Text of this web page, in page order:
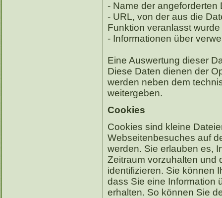
- Name der angeforderten
- URL, von der aus die
Funktion veranlasst wurde
- Informationen über
Eine Auswertung dieser
Diese Daten dienen der
werden neben dem
weitergeben.
Cookies
Cookies sind kleine
Webseitenbesuches auf
werden. Sie erlauben es,
Zeitraum vorzuhalten und
identifizieren. Sie können
dass Sie eine Information
erhalten. So können Sie